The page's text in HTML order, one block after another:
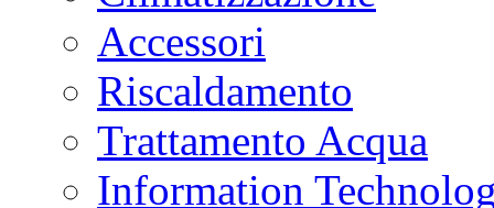
Accessori
Riscaldamento
Trattamento Acqua
Information